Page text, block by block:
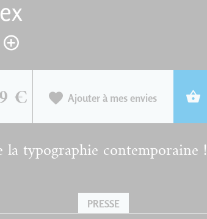
€ Ajouter à mes envies
la typographie contemporaine !
PRESSE